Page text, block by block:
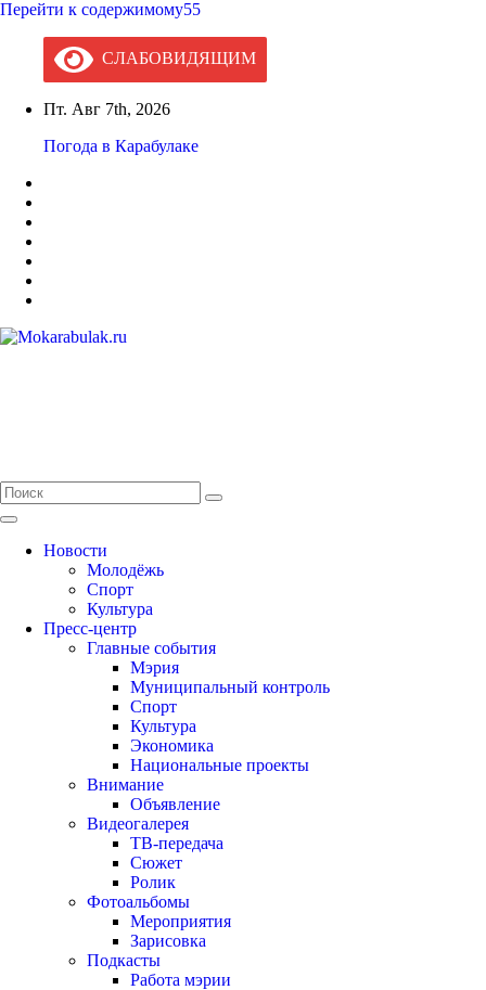
Перейти к содержимому55
СЛАБОВИДЯЩИМ
Пт. Авг 7th, 2026
Погода в Карабулаке
Новости
Молодёжь
Спорт
Культура
Пресс-центр
Главные события
Мэрия
Муниципальный контроль
Спорт
Культура
Экономика
Национальные проекты
Внимание
Объявление
Видеогалерея
ТВ-передача
Сюжет
Ролик
Фотоальбомы
Мероприятия
Зарисовка
Подкасты
Работа мэрии